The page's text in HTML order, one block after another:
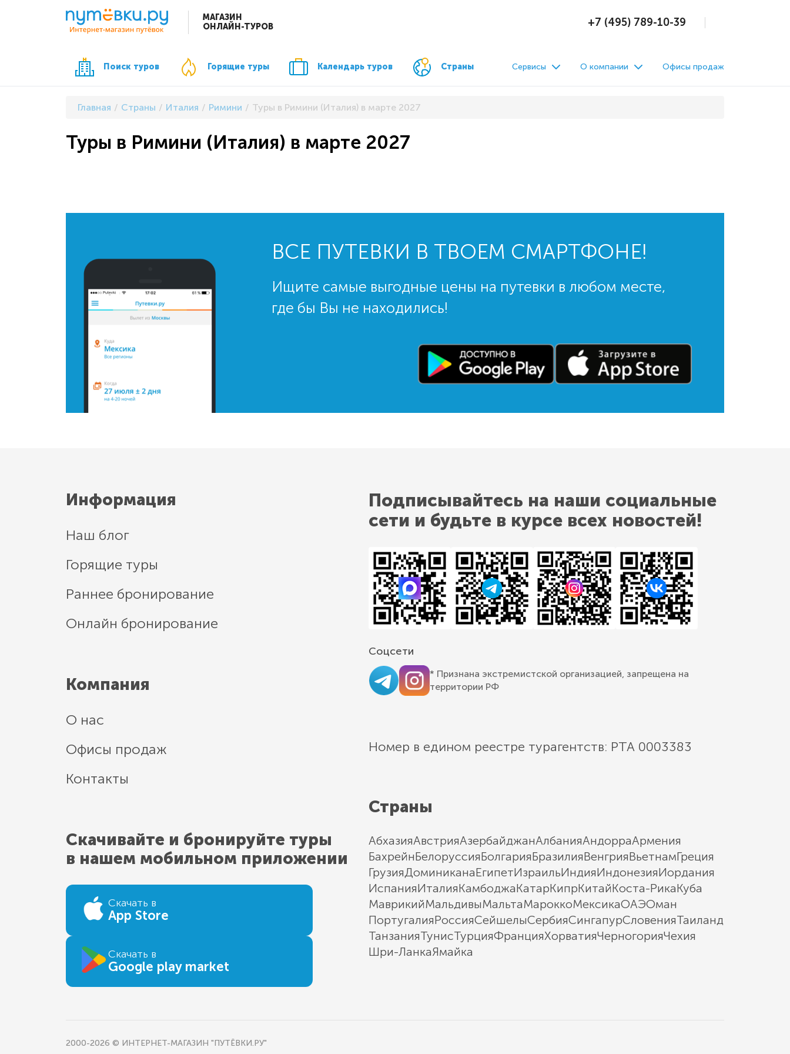
МАГАЗИН
ОНЛАЙН-ТУРОВ
+7 (495) 789-10-39
Поиск туров Горящие туры Календарь туров Страны Сервисы О компании Офисы продаж
Главная Страны Италия Римини Туры в Римини (Италия) в марте 2027
Туры в Римини (Италия) в марте 2027
ВСЕ ПУТЕВКИ В ТВОЕМ СМАРТФОНЕ!
Ищите самые выгодные цены на путевки в любом месте,
где бы Вы не находились!
Информация
Наш блог
Горящие туры
Раннее бронирование
Онлайн бронирование
Компания
О нас
Офисы продаж
Контакты
Скачивайте и бронируйте туры
в нашем мобильном приложении
Скачать в
App Store
Скачать в
Google play market
Подписывайтесь на наши социальные
сети и будьте в курсе всех новостей!
Соцсети
* Признана экстремистской организацией, запрещена на
территории РФ
Номер в едином реестре турагентств: РТА 0003383
Страны
АбхазияАвстрияАзербайджанАлбанияАндорраАрмения
БахрейнБелоруссияБолгарияБразилияВенгрияВьетнамГреция
ГрузияДоминиканаЕгипетИзраильИндияИндонезияИордания
ИспанияИталияКамбоджаКатарКипрКитайКоста-РикаКуба
МаврикийМальдивыМальтаМароккоМексикаОАЭОман
ПортугалияРоссияСейшелыСербияСингапурСловенияТаиланд
ТанзанияТунисТурцияФранцияХорватияЧерногорияЧехия
Шри-ЛанкаЯмайка
2000-2026 © ИНТЕРНЕТ-МАГАЗИН "ПУТЁВКИ.РУ"